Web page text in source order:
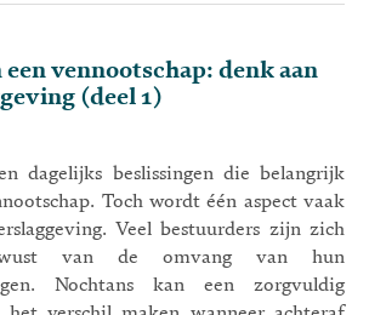
vennootschap: denk aan
(deel 1)
dagelijks beslissingen die belangrijk
Toch wordt één aspect vaak
Veel bestuurders zijn zich
van de omvang van hun
Nochtans kan een zorgvuldig